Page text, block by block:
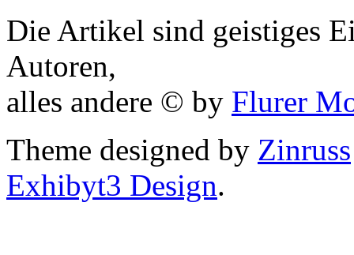
Die Artikel sind geistiges
Autoren,
alles andere © by Flurer
Theme designed by Zinruss
Exhibyt3 Design.